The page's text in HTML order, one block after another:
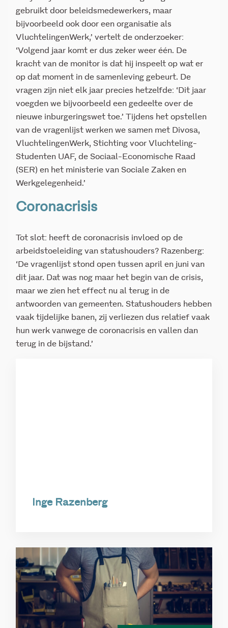
gebruikt door beleidsmedewerkers, maar
bijvoorbeeld ook door een organisatie als
VluchtelingenWerk,’ vertelt de onderzoeker:
‘Volgend jaar komt er dus zeker weer één. De
kracht van de monitor is dat hij inspeelt op wat er
op dat moment in de samenleving gebeurt. De
vragen zijn niet elk jaar precies hetzelfde: ‘Dit jaar
voegden we bijvoorbeeld een gedeelte over de
nieuwe inburgeringswet toe.’ Tijdens het opstellen
van de vragenlijst werken we samen met Divosa,
VluchtelingenWerk, Stichting voor Vluchteling-
Studenten UAF, de Sociaal-Economische Raad
(SER) en het ministerie van Sociale Zaken en
Werkgelegenheid.’
Coronacrisis
Tot slot: heeft de coronacrisis invloed op de
arbeidstoeleiding van statushouders? Razenberg:
‘De vragenlijst stond open tussen april en juni van
dit jaar. Dat was nog maar het begin van de crisis,
maar we zien het effect nu al terug in de
antwoorden van gemeenten. Statushouders hebben
vaak tijdelijke banen, zij verliezen dus relatief vaak
hun werk vanwege de coronacrisis en vallen dan
terug in de bijstand.’
Inge Razenberg